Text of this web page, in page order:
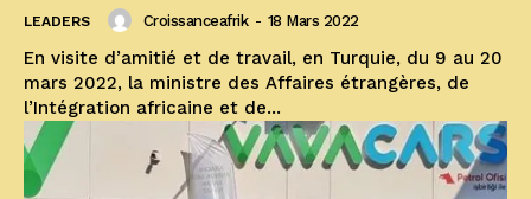
LEADERS Croissanceafrik - 18 Mars 2022
En visite d’amitié et de travail, en Turquie, du 9 au 20
mars 2022, la ministre des Affaires étrangères, de
l’Intégration africaine et de...